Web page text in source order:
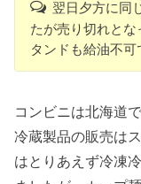
翌日夕方に同
たが売り切れと
タンドも給油不可
コンビニは北海道
冷蔵製品の販売は
はとりあえず冷凍